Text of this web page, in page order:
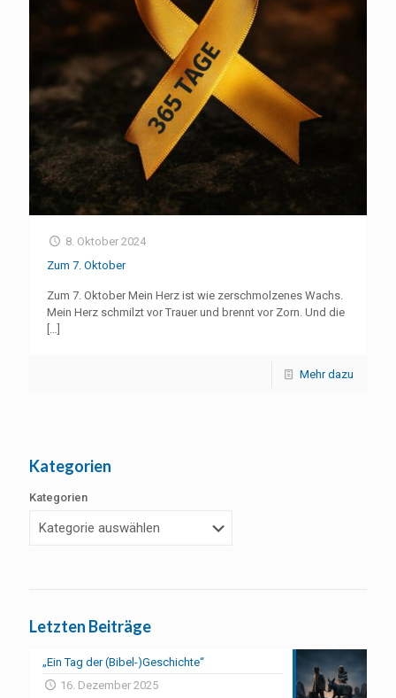
8. Oktober 2024
Zum 7. Oktober
Zum 7. Oktober Mein Herz ist wie zerschmolzenes Wachs.
Mein Herz schmilzt vor Trauer und brennt vor Zorn. Und die
Mehr dazu
Kategorien
Kategorien
Letzten Beiträge
„Ein Tag der (Bibel-)Geschichte“
16. Dezember 2025